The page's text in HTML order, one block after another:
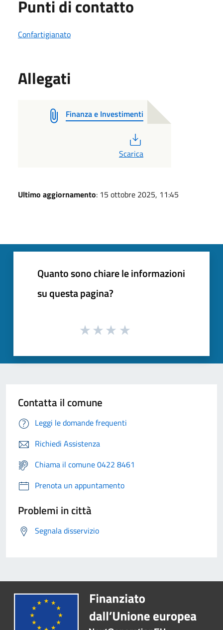
Punti di contatto
Confartigianato
Allegati
Finanza e Investimenti
Scarica
Ultimo aggiornamento: 15 ottobre 2025, 11:45
Quanto sono chiare le informazioni
su questa pagina?
Contatta il comune
Leggi le domande frequenti
Richiedi Assistenza
Chiama il comune 0422 8461
Prenota un appuntamento
Problemi in città
Segnala disservizio